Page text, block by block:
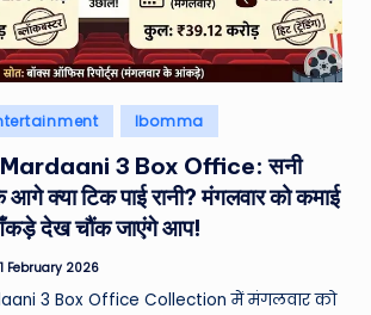
Ibomma
3 Box Office: सनी
क्या टिक पाई रानी? मंगलवार को कमाई
देख चौंक जाएंगे आप!
February 2026
3 Box Office Collection में मंगलवार को